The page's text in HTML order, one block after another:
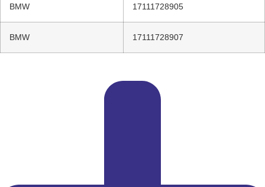
BMW 17111728905
BMW 17111728907